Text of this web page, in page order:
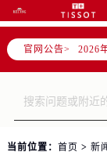
官网公告>
2026
节假
当前位置： 首页 > 新